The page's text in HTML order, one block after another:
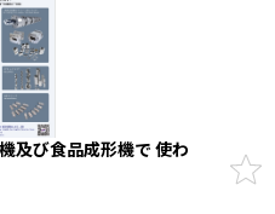
及び食品成形機で 使わ